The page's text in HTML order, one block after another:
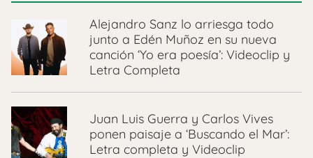
Alejandro Sanz lo arriesga todo
junto a Edén Muñoz en su nueva
canción ‘Yo era poesía’: Videoclip y
Letra Completa
Juan Luis Guerra y Carlos Vives
ponen paisaje a ‘Buscando el Mar’:
Letra completa y Videoclip